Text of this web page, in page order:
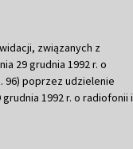
związanych z
29 grudnia 1992 r. o
96) poprzez udzielenie
1992 r. o radiofonii i